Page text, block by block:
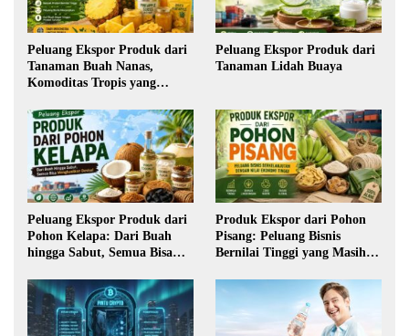
Peluang Ekspor Produk dari
Tanaman Buah Nanas,
Komoditas Tropis yang
Peluang Ekspor Produk dari
Tanaman Lidah Buaya
Peluang Ekspor Produk dari
Pohon Kelapa: Dari Buah
hingga Sabut, Semua Bisa
Produk Ekspor dari Pohon
Pisang: Peluang Bisnis
Bernilai Tinggi yang Masih